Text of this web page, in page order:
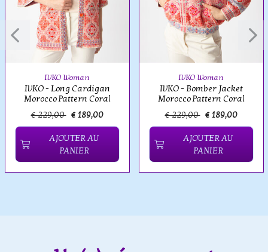
IVKO Woman
IVKO - Long Cardigan
Morocco Pattern Coral
€ 229,00 € 189,00
AJOUTER AU
PANIER
IVKO Woman
IVKO - Bomber Jacket
Morocco Pattern Coral
€ 229,00 € 189,00
AJOUTER AU
PANIER